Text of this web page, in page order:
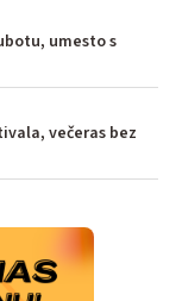
umesto s
večeras bez